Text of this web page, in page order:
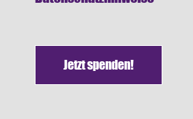
Jetzt spenden!